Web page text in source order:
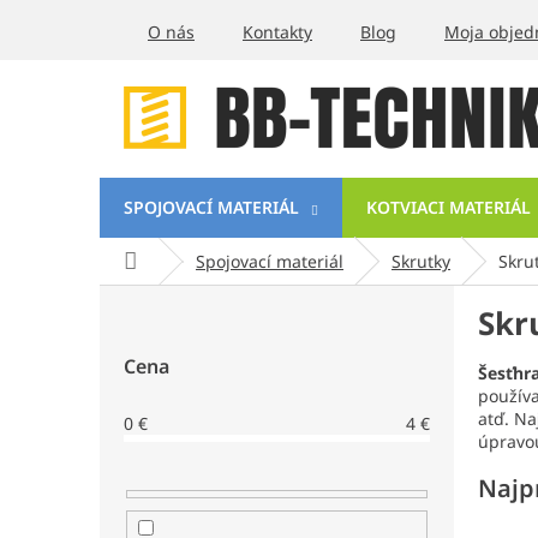
O nás Kontakty Blog Moja
SPOJOVACÍ MATERIÁL KOTVIACI MATERIÁL
DomovSpojovací materiál Skrutky
Cena
0 € 4 €
atď.